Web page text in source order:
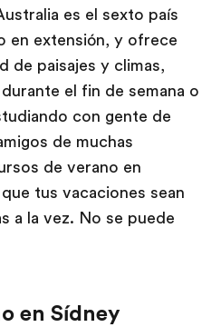
es el sexto país
en extensión, y ofrece
de paisajes y climas,
el fin de semana o
con gente de
de muchas
de verano en
tus vacaciones sean
a la vez. No se puede
en Sídney